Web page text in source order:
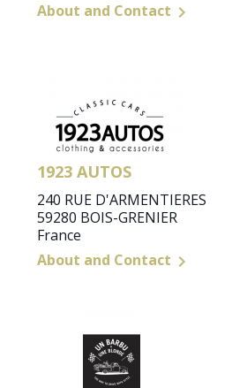
About and Contact 
1923 AUTOS
240 RUE D'ARMENTIERES
59280 BOIS-GRENIER
France
About and Contact 